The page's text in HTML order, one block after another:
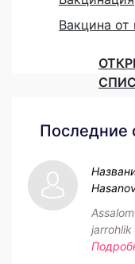
Вакцина от
Последние
jarrohlik